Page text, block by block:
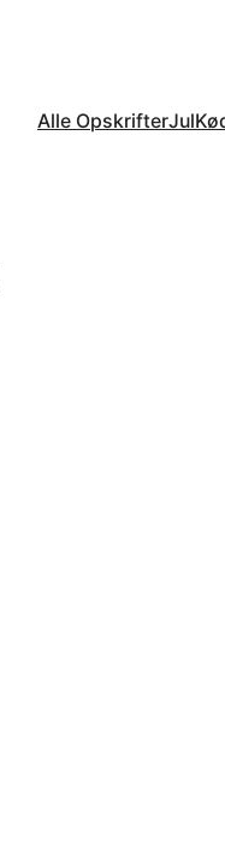
Alle OpskrifterJul